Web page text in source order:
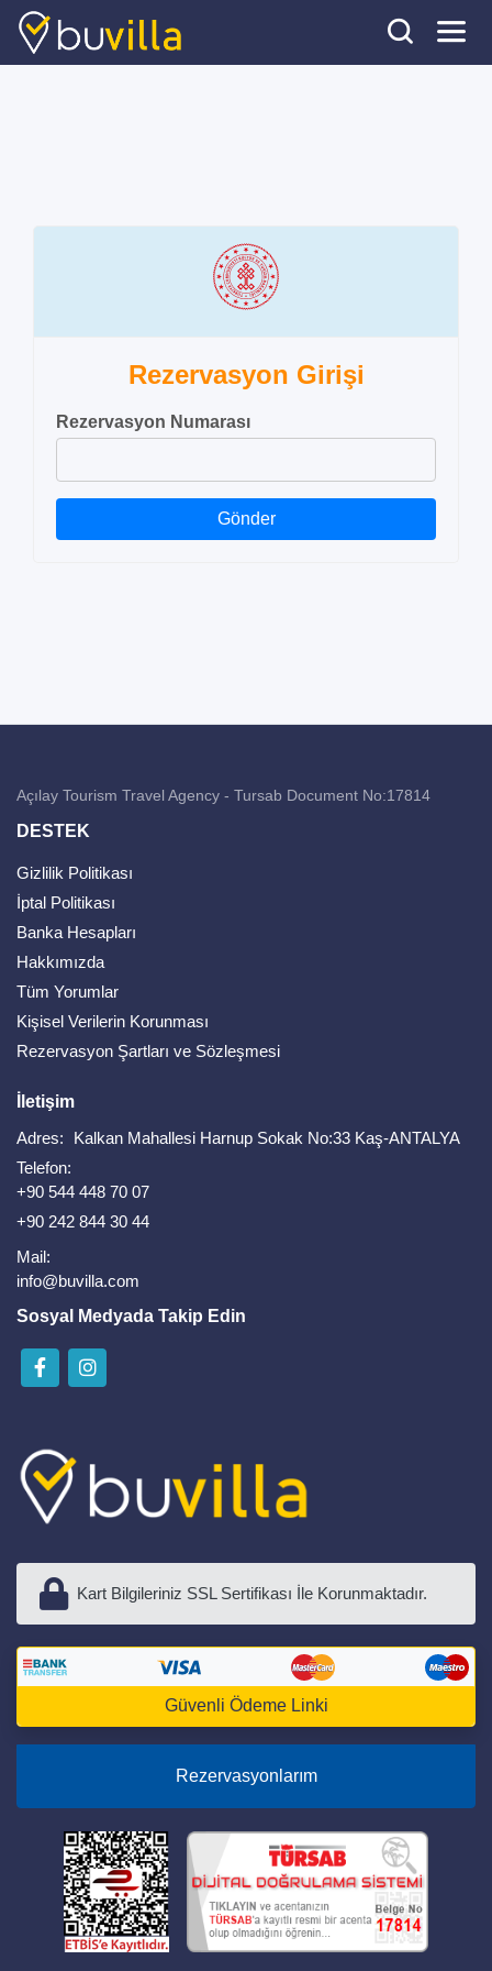
Rezervasyon Girişi
Rezervasyon Numarası
Gönder
Açılay Tourism Travel Agency - Tursab Document No:17814
DESTEK
Gizlilik Politikası
İptal Politikası
Banka Hesapları
Hakkımızda
Tüm Yorumlar
Kişisel Verilerin Korunması
Rezervasyon Şartları ve Sözleşmesi
İletişim
Adres:
Kalkan Mahallesi Harnup Sokak No:33 Kaş-ANTALYA
Telefon:
+90 544 448 70 07
+90 242 844 30 44
Mail:
info@buvilla.com
Sosyal Medyada Takip Edin
Kart Bilgileriniz SSL Sertifikası İle Korunmaktadır.
Güvenli Ödeme Linki
Rezervasyonlarım